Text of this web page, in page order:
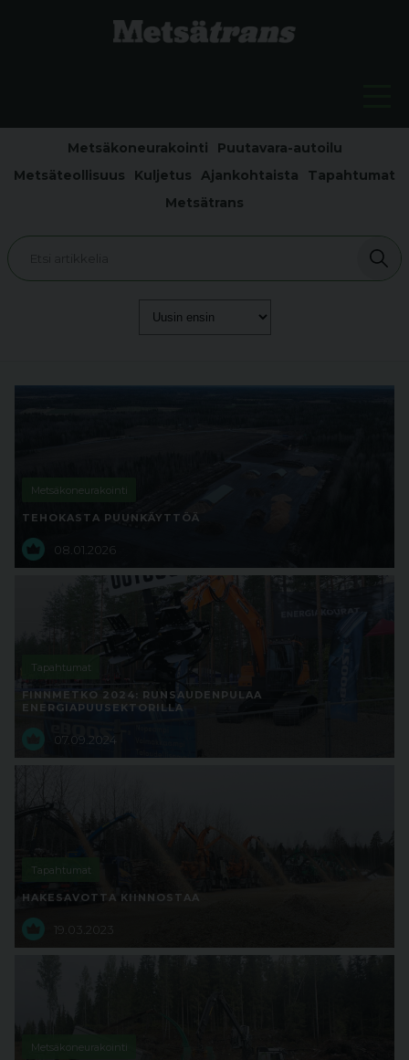
Metsäkoneurakointi
Puutavara-autoilu
Metsäteollisuus
Kuljetus Ajankohtaista
Tapahtumat
Metsätrans
Metsäkoneurakointi
TEHOKASTA PUUNKÄYTTÖÄ
08.01.2026
Tapahtumat
FINNMETKO 2024: RUNSAUDENPULAA
ENERGIAPUUSEKTORILLA
07.09.2024
Tapahtumat
HAKESAVOTTA KIINNOSTAA
19.03.2023
Metsäkoneurakointi